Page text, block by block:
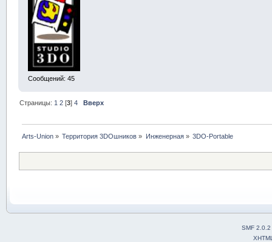
Сообщений: 45
Страницы: 1 2 [3]4 Вверх
Arts-Union » Территория 3DOшников » Инженерная» 3DO-Portable
SMF 2.0.2